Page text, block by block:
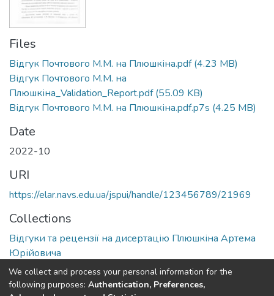
Files
Відгук Почтового М.М. на Плюшкіна.pdf(4.23 MB)
Відгук Почтового М.М. на
Плюшкіна_Validation_Report.pdf(55.09 KB)
Відгук Почтового М.М. на Плюшкіна.pdf.p7s (4.25 MB)
Date
2022-10
URI
https://elar.navs.edu.ua/jspui/handle/123456789/21969
Collections
Відгуки та рецензії на дисертацію Плюшкіна Артема
Юрійовича
Full item page
We collect and process your personal information for the
following purposes: Authentication, Preferences,